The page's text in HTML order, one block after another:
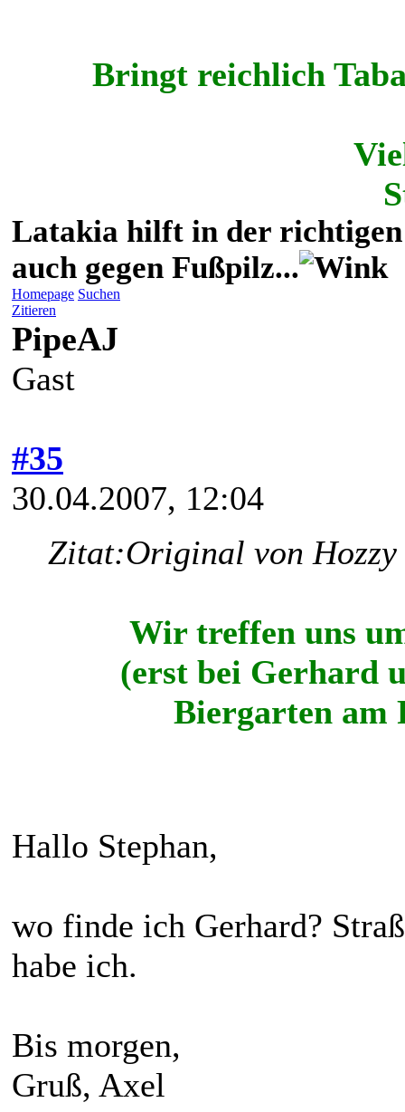
Bringt reichlich
Latakia hilft in der richtigen
auch gegen Fußpilz...
Homepage Suchen
Zitieren
PipeAJ
Gast
#35
30.04.2007, 12:04
Zitat:Original von Hozzy
Wir treffen uns
(erst bei Gerhard
Biergarten am
Hallo Stephan,
wo finde ich Gerhard?
habe ich.
Bis morgen,
Gruß, Axel